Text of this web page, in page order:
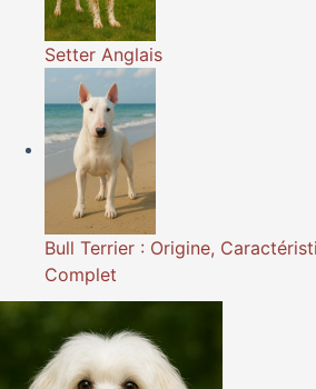
Setter Anglais
Bull Terrier : Origine,
Complet